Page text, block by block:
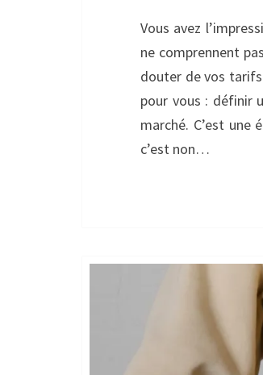
Vous avez
ne comprennent
douter de vos
pour vous : définir
marché. C’est une
c’est non…